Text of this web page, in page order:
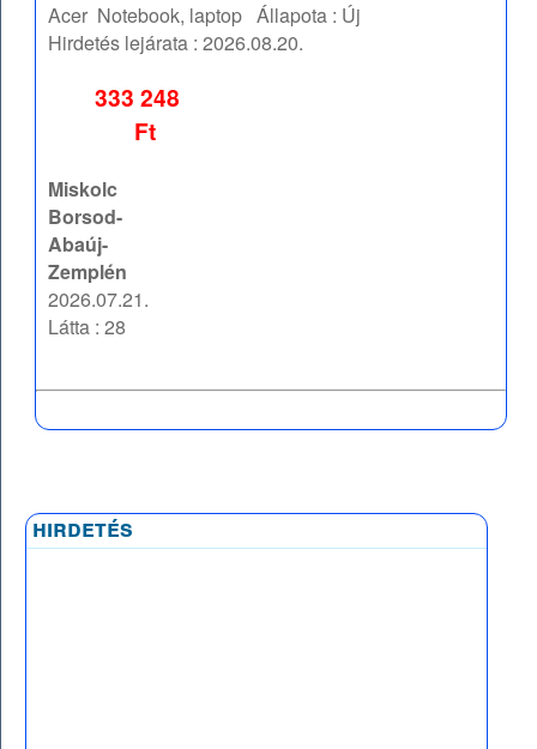
Acer Notebook, laptop Állapota : Új
Hirdetés lejárata :2026.08.20.
333 248
Ft
Miskolc
Borsod-
Abaúj-
Zemplén
2026.07.21.
Látta : 28
hirdetés